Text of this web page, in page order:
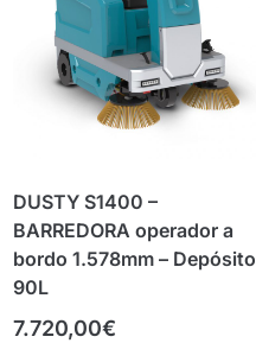
DUSTY S1400 –
BARREDORA operador a
bordo 1.578mm – Depósito
90L
7.720,00€